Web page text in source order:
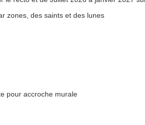
zones, des saints et des lunes
pour accroche murale